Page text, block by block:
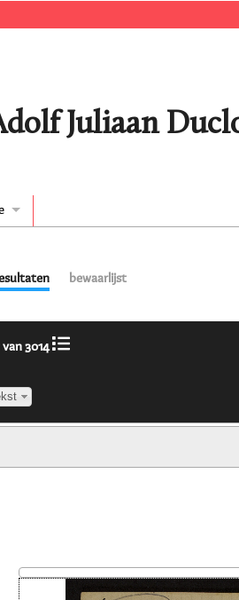
Juliaan
bewaarlijst
van 3014